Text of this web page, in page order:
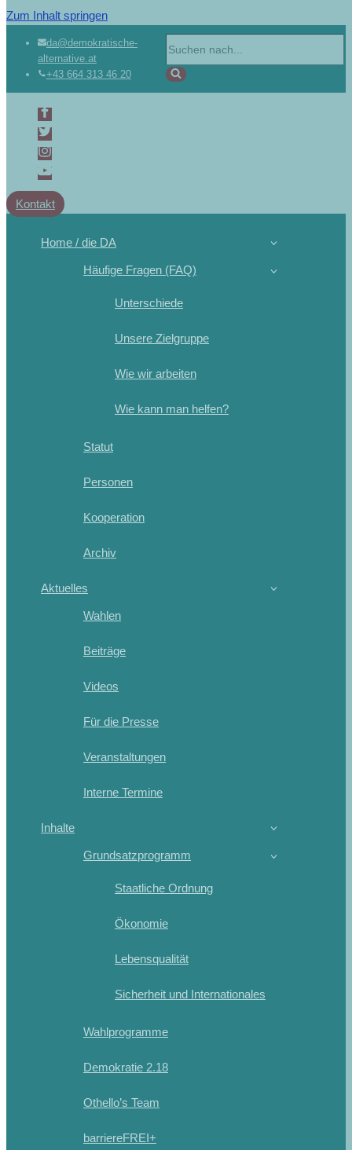
Zum Inhalt springen
da@demokratische-
alternative.at
+43 664 313 46 20
Kontakt
Home / die DA
Häufige Fragen (FAQ)
Unterschiede
Unsere Zielgruppe
Wie wir arbeiten
Wie kann man helfen?
Statut
Personen
Kooperation
Archiv
Aktuelles
Wahlen
Beiträge
Videos
Für die Presse
Veranstaltungen
Interne Termine
Inhalte
Grundsatzprogramm
Staatliche Ordnung
Ökonomie
Lebensqualität
Sicherheit und Internationales
Wahlprogramme
Demokratie 2.18
Othello’s Team
barriereFREI+